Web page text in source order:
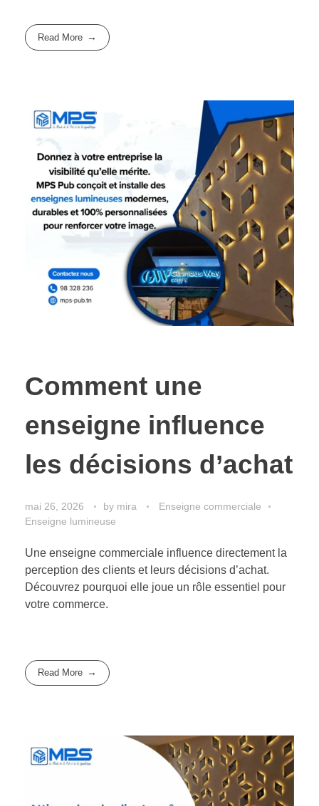
Read More
Comment une
enseigne influence
les décisions d’achat
mai 26, 2026 by mira
Enseigne commerciale
Enseigne lumineuse
Une enseigne commerciale influence directement la
perception des clients et leurs décisions d’achat.
Découvrez pourquoi elle joue un rôle essentiel pour
votre commerce.
Read More